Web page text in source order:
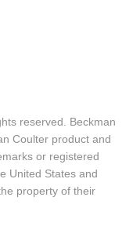
reserved. Beckman
Coulter product and
or registered
United States and
property of their